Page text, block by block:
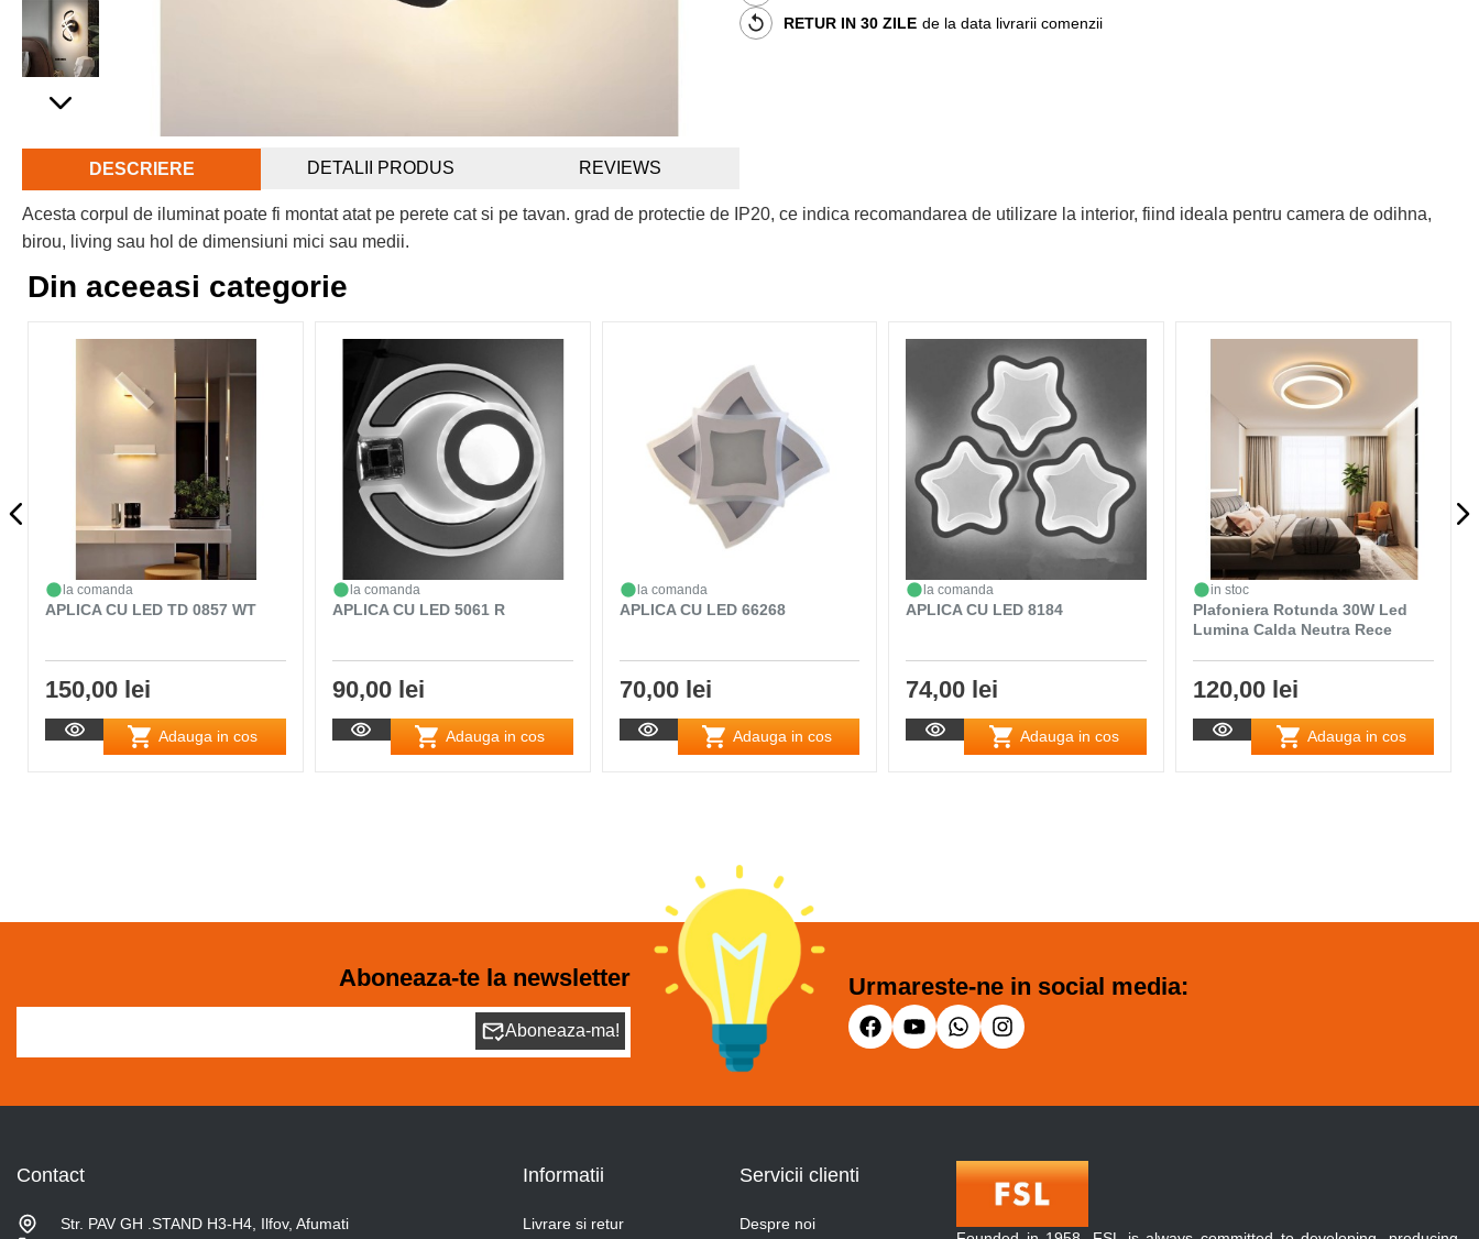
RETUR IN 30 ZILE de la data livrarii comenzii
DESCRIERE DETALII PRODUS REVIEWS
Acesta corpul de iluminat poate fi montat atat pe perete cat si pe tavan. grad de protectie de IP20, ce indica recomandarea de utilizare la interior, fiind ideala pentru camera de odihna,
birou, living sau hol de dimensiuni mici sau medii.
Din aceeasi categorie
la comanda
APLICA CU LED TD 0857 WT
150,00 lei
Adauga in cos
la comanda
APLICA CU LED 5061 R
90,00 lei
Adauga in cos
la comanda
APLICA CU LED 66268
70,00 lei
Adauga in cos
la comanda
APLICA CU LED 8184
74,00 lei
Adauga in cos
in stoc
Plafoniera Rotunda 30W Led
Lumina Calda Neutra Rece
120,00 lei
Adauga in cos
Aboneaza-te la newsletter
Aboneaza-ma!
Urmareste-ne in social media:
Contact
Str. PAV GH .STAND H3-H4, Ilfov, Afumati
Informatii
Livrare si retur
Servicii clienti
Despre noi